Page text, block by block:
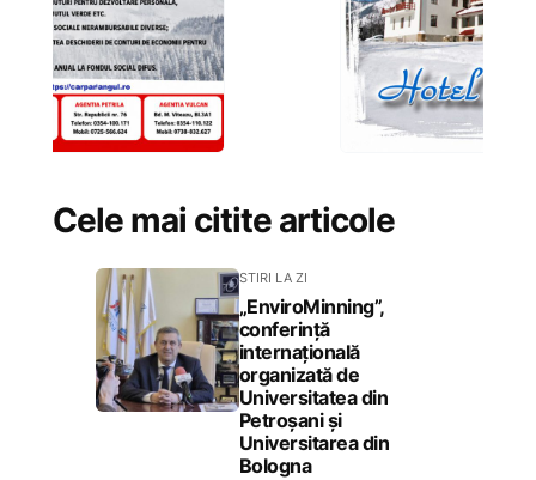
Cele mai citite articole
STIRI LA ZI
„EnviroMinning”,
conferință
internațională
organizată de
Universitatea din
Petroșani și
Universitarea din
Bologna